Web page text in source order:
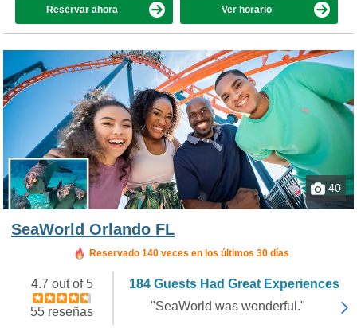
Reservar ahora Ver horario
40
SeaWorld Orlando FL
Reservado 140 veces en los últimos 30 días
4.7 out of 5
55 reseñas
184 Guests Had Great Experiences
"SeaWorld was wonderful."